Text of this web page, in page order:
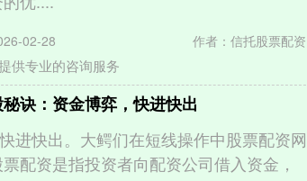
02-28 作者：信托股票配资
供专业的咨询服务
诀：资金博弈，快进快出
进快出。大鳄们在短线操作中股票配资网
配资是指投资者向配资公司借入资金，